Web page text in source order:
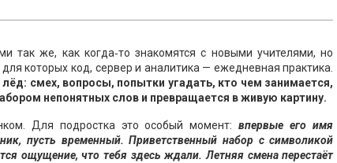
так же, как когда‑то знакомятся с новыми учителями, но
которых код, сервер и аналитика — ежедневная практика.
смех, вопросы, попытки угадать, кто чем занимается,
непонятных слов и превращается в живую картину.
Для подростка это особый момент:впервые его имя
пусть временный. Приветственный набор с символикой
ощущение, что тебя здесь ждали. Летняя смена перестаёт